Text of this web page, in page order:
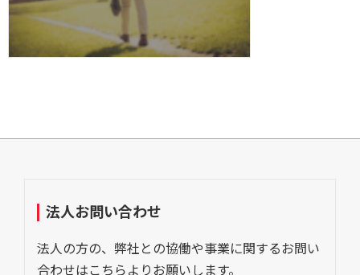
法人お問い合わせ
法人の方の、弊社との協働や事業に関するお問い
合わせはこちらよりお願いします。